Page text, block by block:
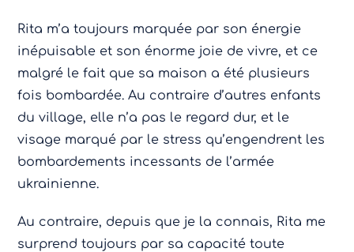
Rita m’a toujours marquée par son énergie
inépuisable et son énorme joie de vivre, et ce
malgré le fait que sa maison a été plusieurs
fois bombardée. Au contraire d’autres enfants
du village, elle n’a pas le regard dur, et le
visage marqué par le stress qu’engendrent les
bombardements incessants de l’armée
ukrainienne.
Au contraire, depuis que je la connais, Rita me
surprend toujours par sa capacité toute